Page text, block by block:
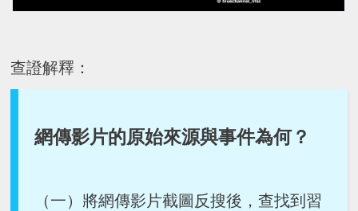
查證解釋：
網傳影片的原始來源與事件為何？
（一）將網傳影片截圖反搜後，查找到習